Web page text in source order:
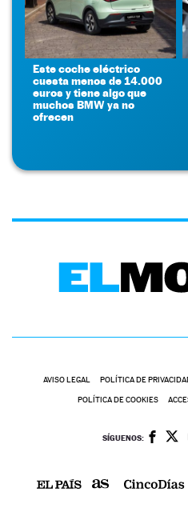
Este coche eléctrico
cuesta menos de 14.000
euros y tiene algo que
muchos BMW ya no
ofrecen
AVISO LEGAL POLÍTICA DE
POLÍTICA DE COOKIES
SÍGUENOS: